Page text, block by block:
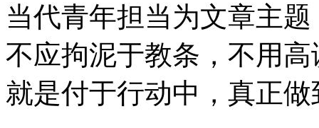
当代青年担当为文章主
不应拘泥于教条，不用
就是付于行动中，真正